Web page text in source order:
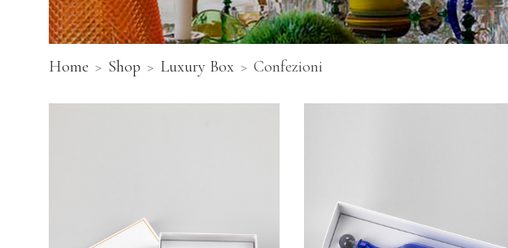
Home Shop Luxury Box Confezioni